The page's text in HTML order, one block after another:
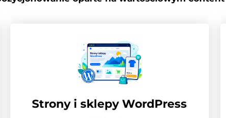
Strony i sklepy WordPress